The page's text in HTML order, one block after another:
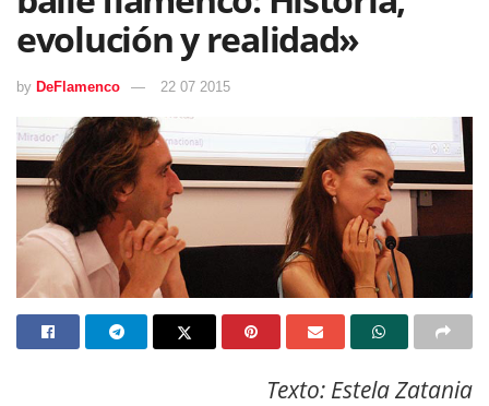
evolución y realidad»
by DeFlamenco 22 07 2015
Texto: Estela Zatania